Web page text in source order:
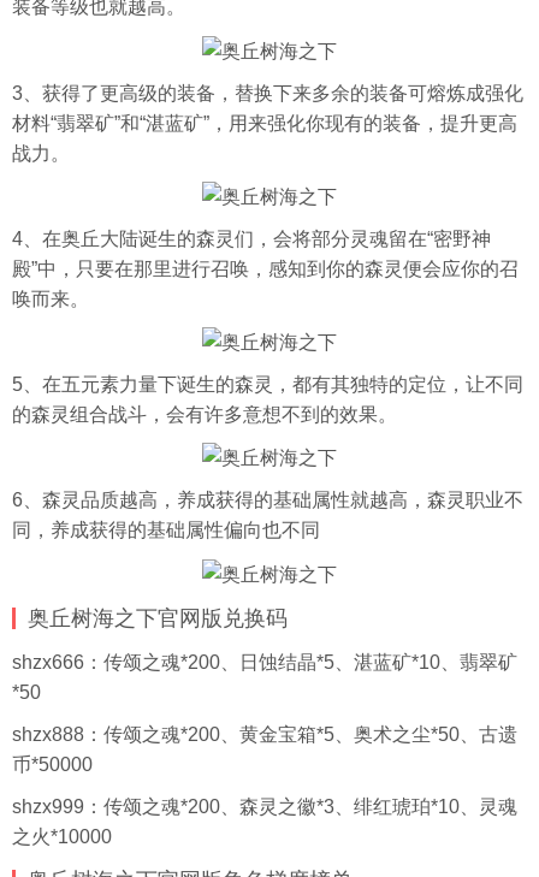
装备等级也就越高。
3、获得了更高级的装备，替换下来多余的装备可熔炼成强化
材料“翡翠矿”和“湛蓝矿”，用来强化你现有的装备，提升更高
战力。
4、在奥丘大陆诞生的森灵们，会将部分灵魂留在“密野神
殿”中，只要在那里进行召唤，感知到你的森灵便会应你的召
唤而来。
5、在五元素力量下诞生的森灵，都有其独特的定位，让不同
的森灵组合战斗，会有许多意想不到的效果。
6、森灵品质越高，养成获得的基础属性就越高，森灵职业不
同，养成获得的基础属性偏向也不同
奥丘树海之下官网版兑换码
shzx666：传颂之魂*200、日蚀结晶*5、湛蓝矿*10、翡翠矿
*50
shzx888：传颂之魂*200、黄金宝箱*5、奥术之尘*50、古遗
币*50000
shzx999：传颂之魂*200、森灵之徽*3、绯红琥珀*10、灵魂
之火*10000